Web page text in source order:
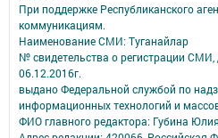
При поддержке Республиканского
коммуникациям.
Наименование СМИ: Туганайлар
№ свидетельства о регистрации
06.12.2016г.
выдано Федеральной службой по
информационных технологий и
ФИО главного редактора: Губина